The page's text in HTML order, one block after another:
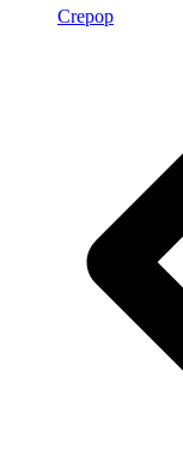
Crepop